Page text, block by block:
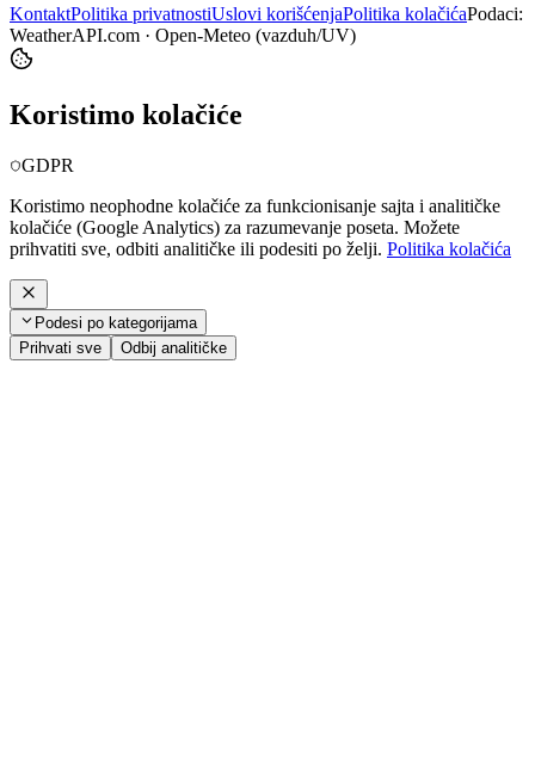
KontaktPolitika privatnostiUslovi korišćenjaPolitika kolačićaPodaci:
WeatherAPI.com · Open-Meteo (vazduh/UV)
Koristimo kolačiće
GDPR
Koristimo neophodne kolačiće za funkcionisanje sajta i analitičke
kolačiće (Google Analytics) za razumevanje poseta. Možete
prihvatiti sve, odbiti analitičke ili podesiti po želji. Politika kolačića
Podesi po kategorijama
Prihvati sve
Odbij analitičke